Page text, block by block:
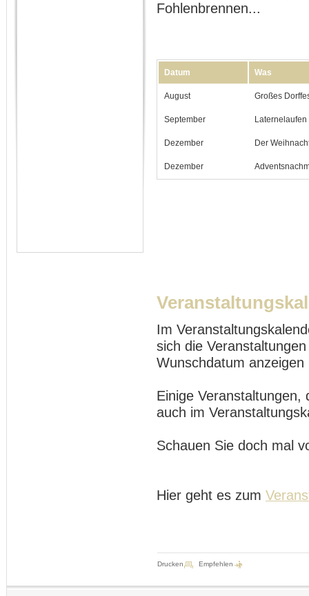
Fohlenbrennen...
Datum Was
August Großes
September Laternelaufen
Dezember Der
Dezember
Im
sich die
Wunschdatum
Einige Veranstaltungen,
auch im
Schauen Sie doch mal
Hier geht es zum
Drucken Empfehlen